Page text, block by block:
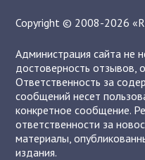
Copyright © 2008-2026
Администрация сайта не
достоверность отзывов,
Ответственность за
сообщений несет
конкретное сообщение.
ответственности за
материалы,
издания.